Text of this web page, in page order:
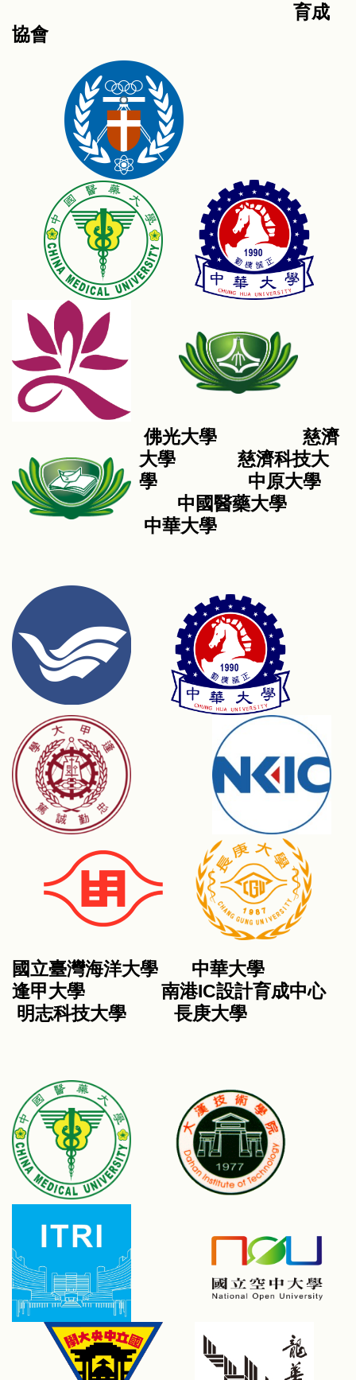
育成
協會
佛光大學 慈濟
大學 慈濟科技大
學 中原大學
中國醫藥大學
中華大學
國立臺灣海洋大學 中華大學
逢甲大學 南港IC設計育成中心
明志科技大學 長庚大學